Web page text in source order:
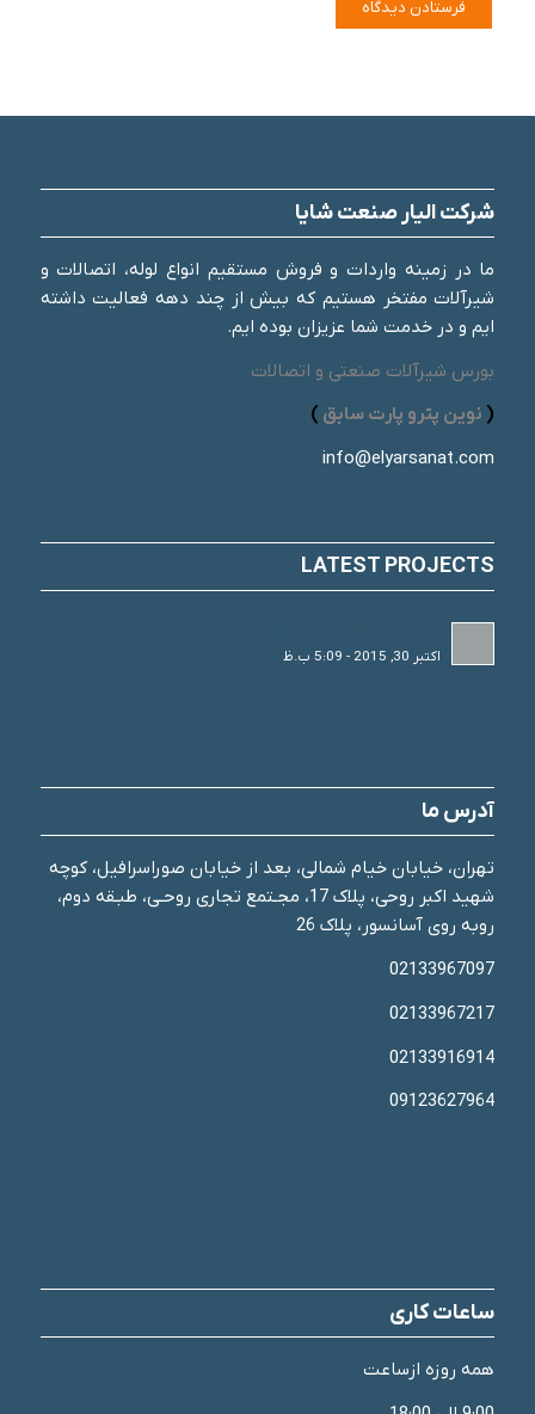
شرکت الیار صنعت شایا
ما در زمینه واردات و فروش مستقیم انواع لوله، اتصالات و
شیرآلات مفتخر هستیم که بیش از چند دهه فعالیت داشته
ایم و در خدمت شما عزیزان بوده ایم.
بورس شیرآلات صنعتی و اتصالات
( نوین پترو پارت سابق )
info@elyarsanat.com
LATEST PROJECTS
اکتبر 30, 2015 - 5:09 ب.ظ
آدرس ما
تهران، خیابان خیام شمالی، بعد از خیابان صوراسرافیل، کوچه
شهید اکبر روحی، پلاک 17، مجـتمع تجاری روحـی، طبـقه دوم،
روبه روی آسانسور، پلاک 26
02133967097
02133967217
02133916914
09123627964
ساعات کاری
همه روزه ازساعت